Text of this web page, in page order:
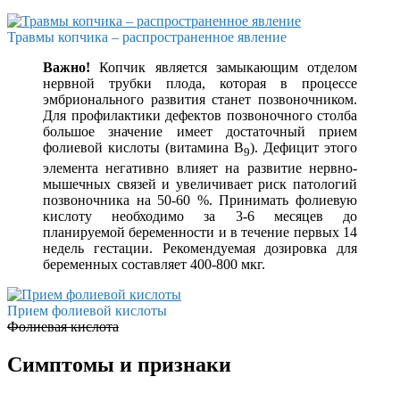
Травмы копчика – распространенное явление
Важно! Копчик является замыкающим отделом
нервной трубки плода, которая в процессе
эмбрионального развития станет позвоночником.
Для профилактики дефектов позвоночного столба
большое значение имеет достаточный прием
фолиевой кислоты (витамина B9). Дефицит этого
элемента негативно влияет на развитие нервно-
мышечных связей и увеличивает риск патологий
позвоночника на 50-60 %. Принимать фолиевую
кислоту необходимо за 3-6 месяцев до
планируемой беременности и в течение первых 14
недель гестации. Рекомендуемая дозировка для
беременных составляет 400-800 мкг.
Прием фолиевой кислоты
Фолиевая кислота
Симптомы и признаки